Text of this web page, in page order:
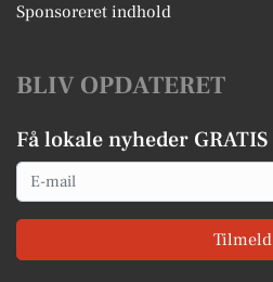
Sponsoreret indhold
BLIV OPDATERET
Få lokale nyheder GRATIS
Email
Tilmeld